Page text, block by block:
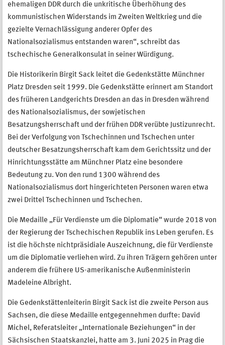
ehemaligen DDR durch die unkritische Überhöhung des
kommunistischen Widerstands im Zweiten Weltkrieg und die
gezielte Vernachlässigung anderer Opfer des
Nationalsozialismus entstanden waren“, schreibt das
tschechische Generalkonsulat in seiner Würdigung.
Die Historikerin Birgit Sack leitet die Gedenkstätte Münchner
Platz Dresden seit 1999. Die Gedenkstätte erinnert am Standort
des früheren Landgerichts Dresden an das in Dresden während
des Nationalsozialismus, der sowjetischen
Besatzungsherrschaft und der frühen DDR verübte Justizunrecht.
Bei der Verfolgung von Tschechinnen und Tschechen unter
deutscher Besatzungsherrschaft kam dem Gerichtssitz und der
Hinrichtungsstätte am Münchner Platz eine besondere
Bedeutung zu. Von den rund 1300 während des
Nationalsozialismus dort hingerichteten Personen waren etwa
zwei Drittel Tschechinnen und Tschechen.
Die Medaille „Für Verdienste um die Diplomatie“ wurde 2018 von
der Regierung der Tschechischen Republik ins Leben gerufen. Es
ist die höchste nichtpräsidiale Auszeichnung, die für Verdienste
um die Diplomatie verliehen wird. Zu ihren Trägern gehören unter
anderem die frühere US-amerikanische Außenministerin
Madeleine Albright.
Die Gedenkstättenleiterin Birgit Sack ist die zweite Person aus
Sachsen, die diese Medaille entgegennehmen durfte: David
Michel, Referatsleiter „Internationale Beziehungen“ in der
Sächsischen Staatskanzlei, hatte am 3. Juni 2025 in Prag die